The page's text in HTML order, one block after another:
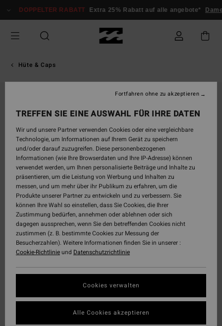
zur
springen
DOPPELTER RABATT Extra 25% Rabatt auf alle angebote*
Hüte & Caps
TREFFEN SIE EINE AUSWAHL FÜR IHRE DATEN
Wir und unsere Partner verwenden Cookies oder eine vergleichbare
Technologie, um Informationen auf Ihrem Gerät zu speichern
und/oder darauf zuzugreifen. Diese personenbezogenen
Informationen (wie Ihre Browserdaten und Ihre IP-Adresse) können
verwendet werden, um Ihnen personalisierte Beiträge und Inhalte zu
präsentieren, um die Leistung von Werbung und Inhalten zu
messen, und um mehr über ihr Publikum zu erfahren, um die
Produkte unserer Partner zu entwickeln und zu verbessern. Sie
können Ihre Wahl so einstellen, dass Sie Cookies, die Ihrer
Zustimmung bedürfen, annehmen oder ablehnen oder sich
dagegen aussprechen, wenn Sie den betreffenden Cookies nicht
zustimmen (z. B. bestimmte Cookies zur Messung der
Besucherzahlen). Weitere Informationen finden Sie in unserer :
Cookie-Richtlinieund Datenschutzrichtlinie
Cookies verwalten
Fortfahren ohne zu akzeptieren
Alle Cookies akzeptieren